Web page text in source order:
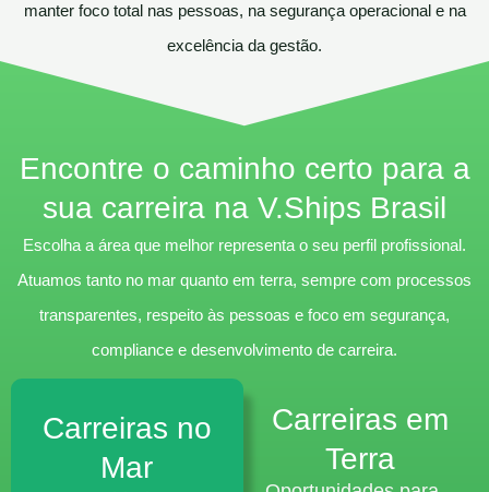
manter foco total nas pessoas, na segurança operacional e na
excelência da gestão.
Encontre o caminho certo para a
sua carreira na V.Ships Brasil
Escolha a área que melhor representa o seu perfil profissional.
Atuamos tanto no mar quanto em terra, sempre com processos
transparentes, respeito às pessoas e foco em segurança,
compliance e desenvolvimento de carreira.
Carreiras no
Mar
Carreiras em
Terra